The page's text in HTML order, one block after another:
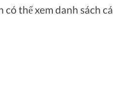
có thể xem danh sách